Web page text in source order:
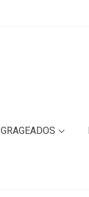
GRAGEADOS